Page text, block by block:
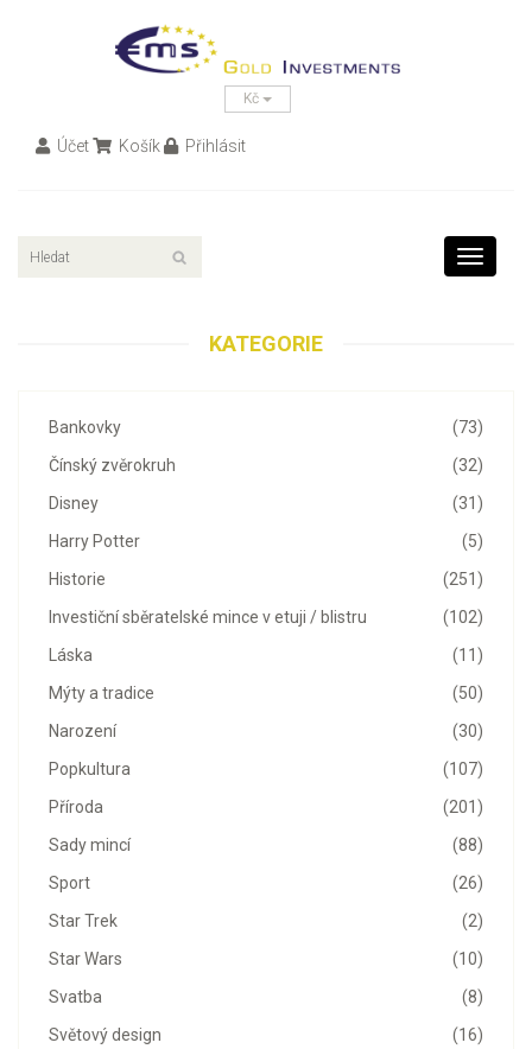
Kč
Účet Košík Přihlásit
Toggle
KATEGORIE
(73)
Bankovky
(32)
Čínský zvěrokruh
(31)
Disney
(5)
Harry Potter
(251)
Historie
(102)
Investiční sběratelské mince v etuji / blistru
(11)
Láska
(50)
Mýty a tradice
(30)
Narození
(107)
Popkultura
(201)
Příroda
(88)
Sady mincí
(26)
Sport
(2)
Star Trek
(10)
Star Wars
(8)
Svatba
(16)
Světový design